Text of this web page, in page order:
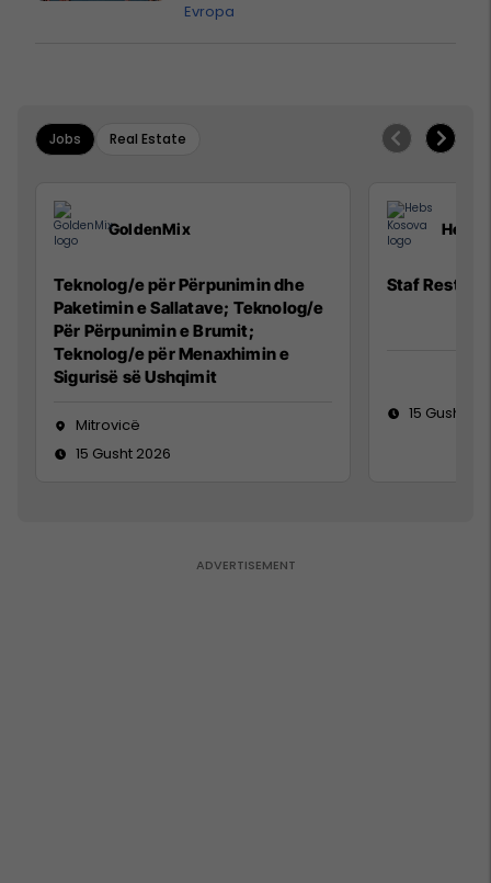
Evropa
Jobs Real Estate
GoldenMix
Teknolog/e për Përpunimin dhe
Paketimin e Sallatave; Teknolog/e
Për Përpunimin e Brumit;
Teknolog/e për Menaxhimin e
Sigurisë së Ushqimit
Mitrovicë
15 Gusht 2026
Hebs
Staf
15 Gusht